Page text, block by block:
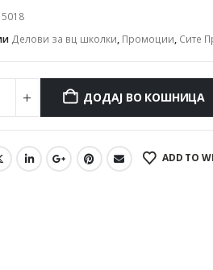
Делови за вц школки, Промоции, Сите
ДОДАЈ ВО КОШНИЦА
ADD TO